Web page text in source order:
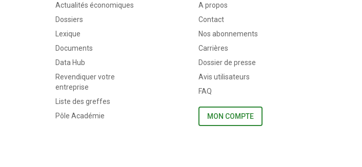
Actualités économiques
Dossiers
Lexique
Documents
Data Hub
Revendiquer votre
entreprise
Liste des greffes
Pôle Académie
A propos
Contact
Nos abonnements
Carrières
Dossier de presse
Avis utilisateurs
FAQ
MON COMPTE